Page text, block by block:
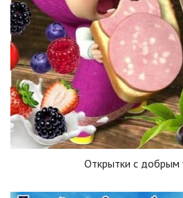
Открытки с добрым